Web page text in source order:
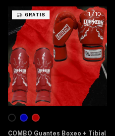
1/10
GRATIS
COMBO Guantes Boxeo + Tibial